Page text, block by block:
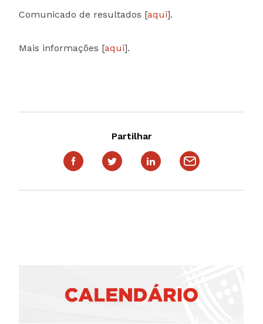
Comunicado de resultados [aqui].
Mais informações [aqui].
Partilhar